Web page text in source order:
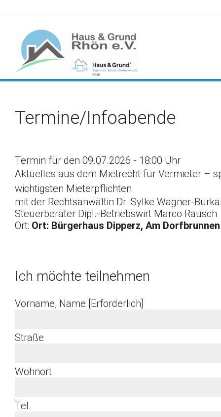
Termine/Infoabende
Termin für den 09.07.2026 - 18:00 Uhr
Aktuelles aus dem Mietrecht für Vermieter –
wichtigsten Mieterpflichten
mit der Rechtsanwältin Dr. Sylke Wagner-
Steuerberater Dipl.-Betriebswirt Marco Rausch
Ort: Ort: Bürgerhaus Dipperz, Am
Ich möchte teilnehmen
Vorname, Name [Erforderlich]
Straße
Wohnort
Tel.